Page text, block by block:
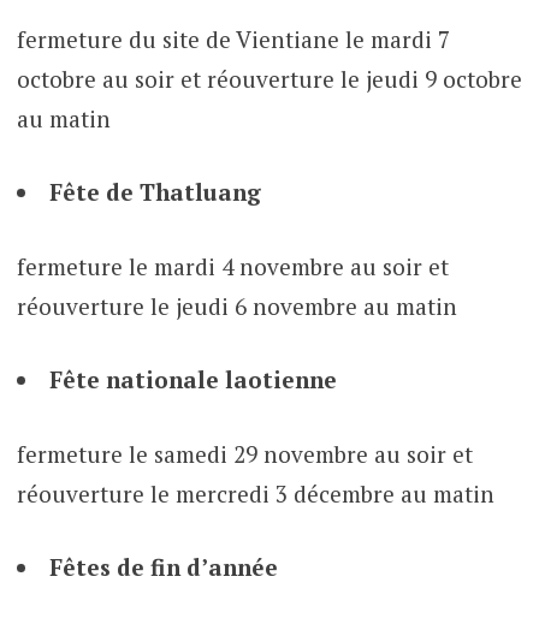
fermeture du site de Vientiane le mardi 7
octobre au soir et réouverture le jeudi 9 octobre
au matin
Fête de Thatluang
fermeture le mardi 4 novembre au soir et
réouverture le jeudi 6 novembre au matin
Fête nationale laotienne
fermeture le samedi 29 novembre au soir et
réouverture le mercredi 3 décembre au matin
Fêtes de fin d’année